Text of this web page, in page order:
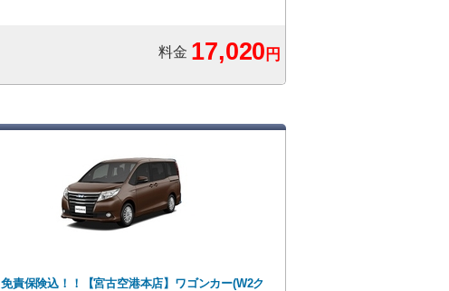
17,020 円
料金
免責保険込！！【宮古空港本店】ワゴンカー(W2ク
4.50